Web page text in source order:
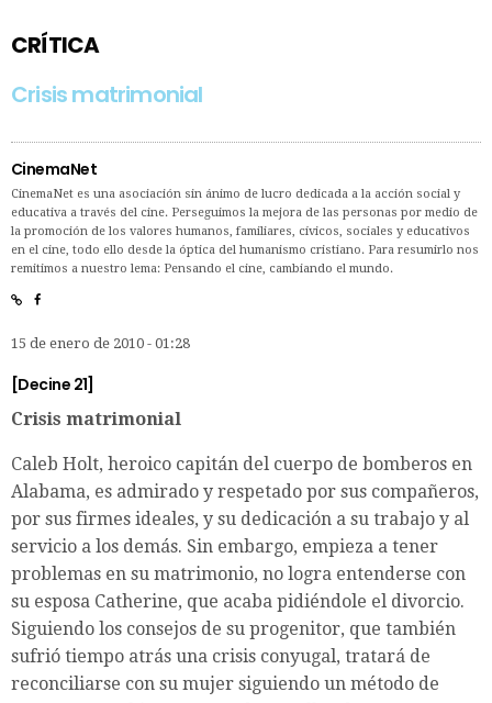
CRÍTICA
Crisis matrimonial
CinemaNet
CinemaNet es una asociación sin ánimo de lucro dedicada a la acción social y
educativa a través del cine. Perseguimos la mejora de las personas por medio de
la promoción de los valores humanos, familiares, cívicos, sociales y educativos
en el cine, todo ello desde la óptica del humanismo cristiano. Para resumirlo nos
remitimos a nuestro lema: Pensando el cine, cambiando el mundo.
15 de enero de 2010 - 01:28
[Decine 21]
Crisis matrimonial
Caleb Holt, heroico capitán del cuerpo de bomberos en
Alabama, es admirado y respetado por sus compañeros,
por sus firmes ideales, y su dedicación a su trabajo y al
servicio a los demás. Sin embargo, empieza a tener
problemas en su matrimonio, no logra entenderse con
su esposa Catherine, que acaba pidiéndole el divorcio.
Siguiendo los consejos de su progenitor, que también
sufrió tiempo atrás una crisis conyugal, tratará de
reconciliarse con su mujer siguiendo un método de